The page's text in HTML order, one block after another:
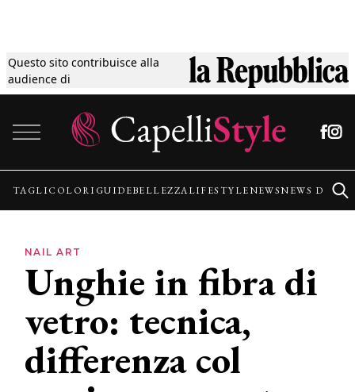
Questo sito contribuisce alla
audience di
Tagli
Colori
Guide
Lifestyle
News
TAGLICOLORI GUIDEBELLEZZALIFESTYLENEWSNEWS
NAIL ART
Unghie in fibra di
vetro: tecnica,
differenza col